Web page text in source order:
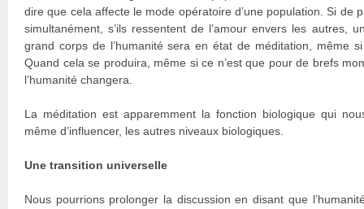
dire que cela affecte le mode opératoire d’une population. Si de
simultanément, s’ils ressentent de l’amour envers les autres,
grand corps de l’humanité sera en état de méditation, même
Quand cela se produira, même si ce n’est que pour de brefs
l’humanité changera.
La méditation est apparemment la fonction biologique qui
même d’influencer, les autres niveaux biologiques.
Une transition universelle
Nous pourrions prolonger la discussion en disant que